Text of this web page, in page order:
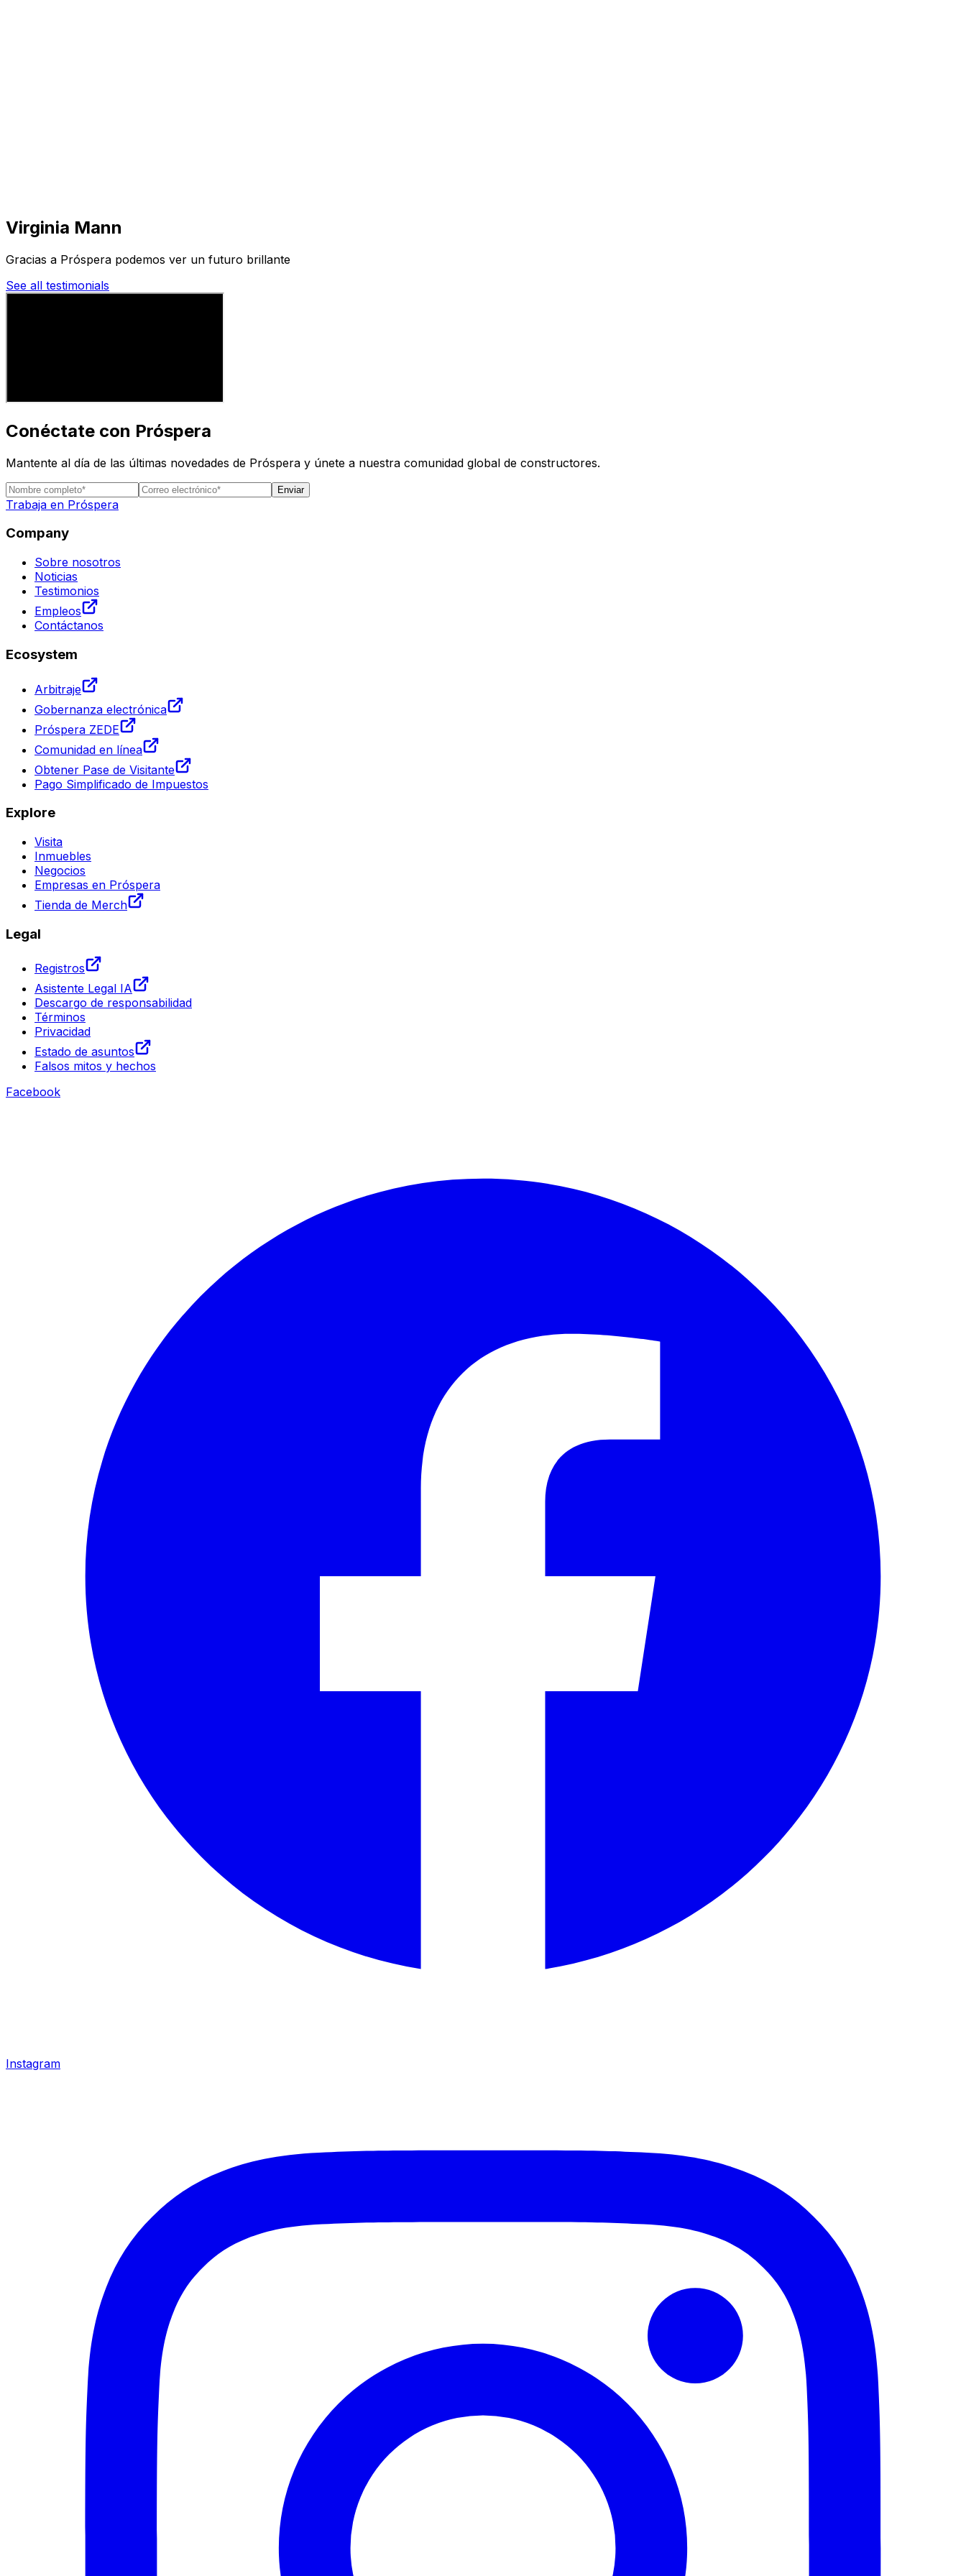
Virginia Mann
Gracias a Próspera podemos ver un futuro brillante
See all testimonials
Conéctate con Próspera
Mantente al día de las últimas novedades de Próspera y únete a nuestra comunidad global de constructores.
Enviar
Trabaja en Próspera
Company
Sobre nosotros
Noticias
Testimonios
Empleos
Contáctanos
Ecosystem
Arbitraje
Gobernanza electrónica
Próspera ZEDE
Comunidad en línea
Obtener Pase de Visitante
Pago Simplificado de Impuestos
Explore
Visita
Inmuebles
Negocios
Empresas en Próspera
Tienda de Merch
Legal
Registros
Asistente Legal IA
Descargo de responsabilidad
Términos
Privacidad
Estado de asuntos
Falsos mitos y hechos
Facebook
Instagram